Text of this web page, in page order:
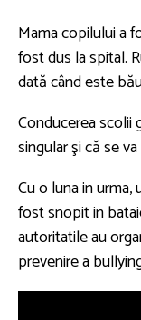
Mama copilului a
fost dus la spital.
dată când este
Conducerea scolii
singular şi că se
Cu o luna in
fost snopit in
autoritatile au
prevenire a